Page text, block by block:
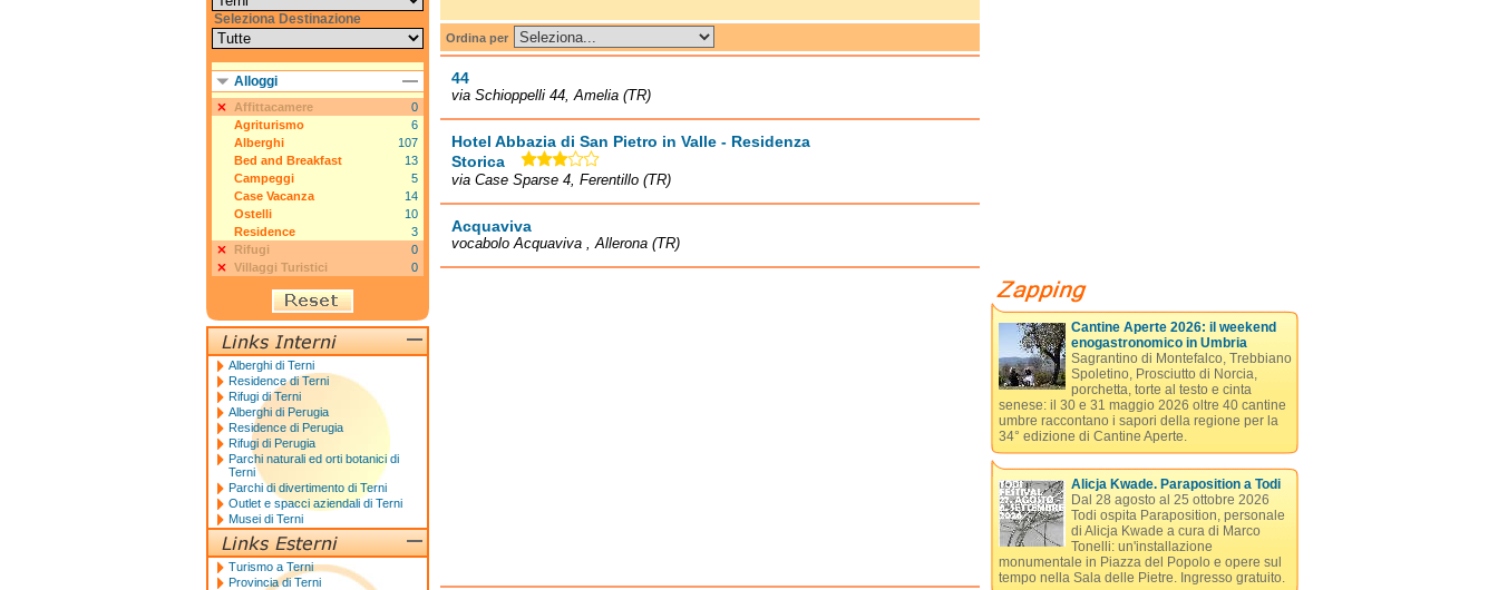
Ordina per
44
via Schioppelli 44, Amelia (TR)
Hotel Abbazia di San Pietro in Valle - Residenza
Storica
via Case Sparse 4, Ferentillo (TR)
Acquaviva
vocabolo Acquaviva , Allerona (TR)
Cantine Aperte 2026: il weekend
enogastronomico in Umbria
Sagrantino di Montefalco, Trebbiano
Spoletino, Prosciutto di Norcia,
porchetta, torte al testo e cinta
senese: il 30 e 31 maggio 2026 oltre 40 cantine
umbre raccontano i sapori della regione per la
34° edizione di Cantine Aperte.
Alicja Kwade. Paraposition a Todi
Dal 28 agosto al 25 ottobre 2026
Todi ospita Paraposition, personale
di Alicja Kwade a cura di Marco
Tonelli: un'installazione
monumentale in Piazza del Popolo e opere sul
tempo nella Sala delle Pietre. Ingresso gratuito.
Seleziona Destinazione
Alloggi
Affittacamere
0
Agriturismo
6
Alberghi
107
Bed and Breakfast
13
Campeggi
5
Case Vacanza
14
Ostelli
10
Residence
3
Rifugi
0
Villaggi Turistici
0
Alberghi di Terni
Residence di Terni
Rifugi di Terni
Alberghi di Perugia
Residence di Perugia
Rifugi di Perugia
Parchi naturali ed orti botanici di
Terni
Parchi di divertimento di Terni
Outlet e spacci aziendali di Terni
Musei di Terni
Turismo a Terni
Provincia di Terni